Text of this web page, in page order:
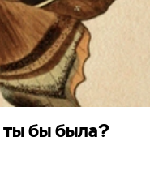
бы была?